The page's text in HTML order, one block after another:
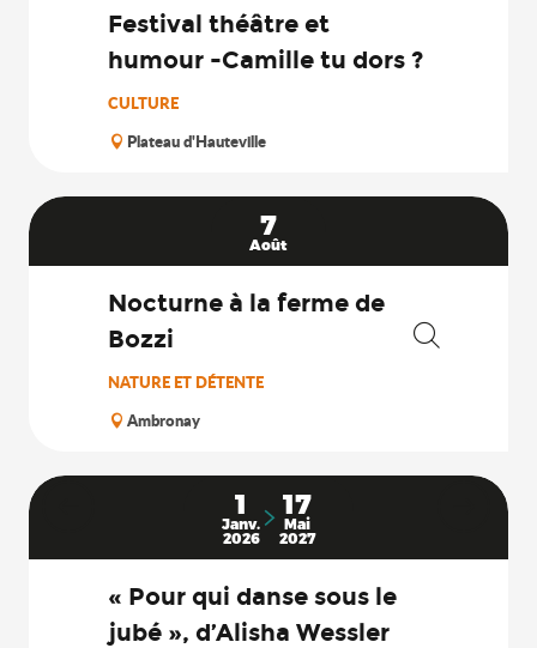
Festival théâtre et
humour -Camille tu dors ?
CULTURE
Plateau d'Hauteville
7
Août
Nocturne à la ferme de
Bozzi
NATURE ET DÉTENTE
Ambronay
1
Janv.
2026
17
Mai
2027
« Pour qui danse sous le
jubé », d’Alisha Wessler